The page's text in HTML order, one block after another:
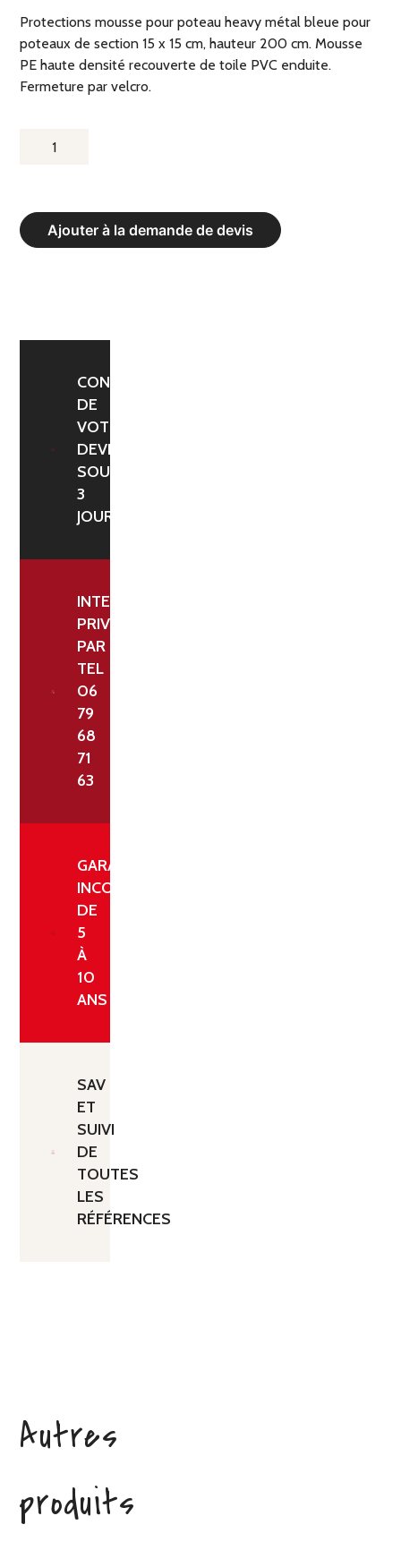
Protections mousse pour poteau heavy métal bleue pour
poteaux de section 15 x 15 cm, hauteur 200 cm. Mousse
PE haute densité recouverte de toile PVC enduite.
Fermeture par velcro.
Ajouter à la demande de devis
QUANTITÉ
MOUSSE
POUR
CONFIRMATION
DE
VOTRE
DEVIS
SOUS
3
JOURS
INTERLOCUTEUR
PRIVILÉGIÉ
PAR
TEL
06
79
68
71
63
GARANTIE
INCONDITIONNELLE
DE
5
À
10
ANS
SAV
ET
SUIVI
DE
TOUTES
LES
RÉFÉRENCES
Autres
produits